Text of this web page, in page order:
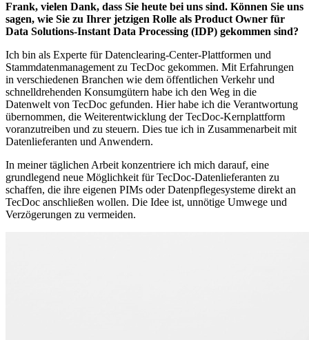
Frank, vielen Dank, dass Sie heute bei uns sind. Können Sie uns
sagen, wie Sie zu Ihrer jetzigen Rolle als Product Owner für
Data Solutions-Instant Data Processing (IDP) gekommen sind?
Ich bin als Experte für Datenclearing-Center-Plattformen und
Stammdatenmanagement zu TecDoc gekommen. Mit Erfahrungen
in verschiedenen Branchen wie dem öffentlichen Verkehr und
schnelldrehenden Konsumgütern habe ich den Weg in die
Datenwelt von TecDoc gefunden. Hier habe ich die Verantwortung
übernommen, die Weiterentwicklung der TecDoc-Kernplattform
voranzutreiben und zu steuern. Dies tue ich in Zusammenarbeit mit
Datenlieferanten und Anwendern.
In meiner täglichen Arbeit konzentriere ich mich darauf, eine
grundlegend neue Möglichkeit für TecDoc-Datenlieferanten zu
schaffen, die ihre eigenen PIMs oder Datenpflegesysteme direkt an
TecDoc anschließen wollen. Die Idee ist, unnötige Umwege und
Verzögerungen zu vermeiden.